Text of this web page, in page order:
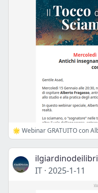
ilgiardinodeilibri
IT · 2025-1-11